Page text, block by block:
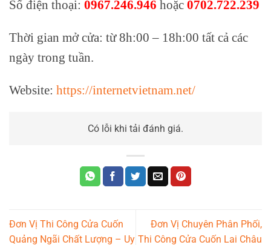
Số điện thoại: 0967.246.946 hoặc 0702.722.239
Thời gian mở cửa: từ 8h:00 – 18h:00 tất cả các
ngày trong tuần.
Website: https://internetvietnam.net/
Có lỗi khi tải đánh giá.
Đơn Vị Thi Công Cửa Cuốn
Quảng Ngãi Chất Lượng – Uy
Đơn Vị Chuyên Phân Phối,
Thi Công Cửa Cuốn Lai Châu